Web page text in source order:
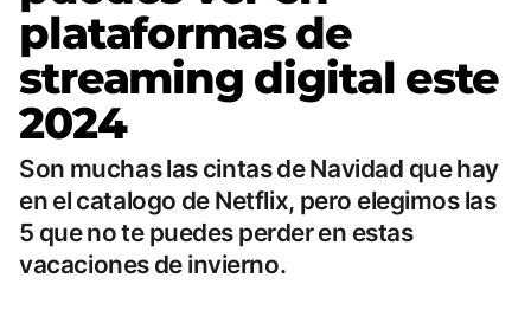
plataformas de
streaming digital este
2024
Son muchas las cintas de Navidad que hay
en el catalogo de Netflix, pero elegimos las
5 que no te puedes perder en estas
vacaciones de invierno.